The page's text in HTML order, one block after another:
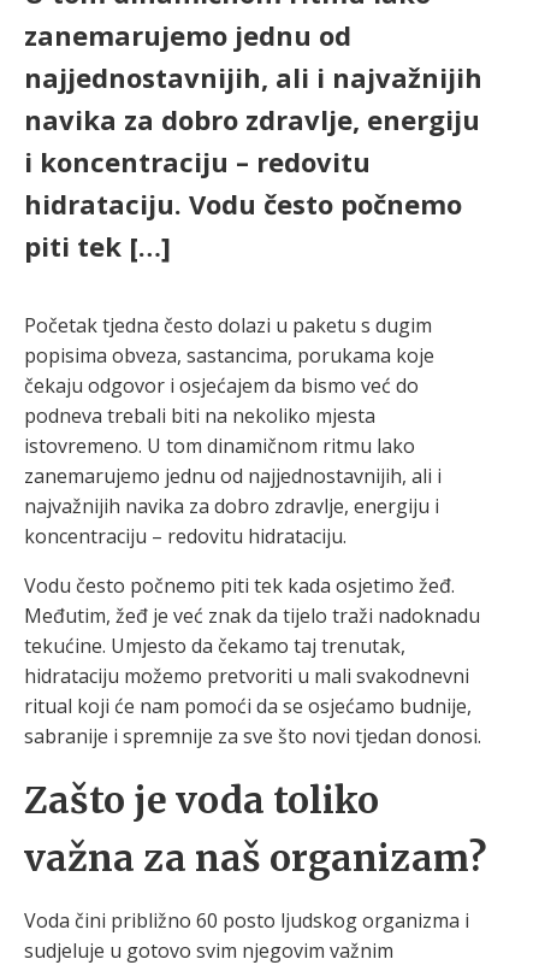
zanemarujemo jednu od
najjednostavnijih, ali i najvažnijih
navika za dobro zdravlje, energiju
i koncentraciju – redovitu
hidrataciju. Vodu često počnemo
piti tek […]
Početak tjedna često dolazi u paketu s dugim
popisima obveza, sastancima, porukama koje
čekaju odgovor i osjećajem da bismo već do
podneva trebali biti na nekoliko mjesta
istovremeno. U tom dinamičnom ritmu lako
zanemarujemo jednu od najjednostavnijih, ali i
najvažnijih navika za dobro zdravlje, energiju i
koncentraciju – redovitu hidrataciju.
Vodu često počnemo piti tek kada osjetimo žeđ.
Međutim, žeđ je već znak da tijelo traži nadoknadu
tekućine. Umjesto da čekamo taj trenutak,
hidrataciju možemo pretvoriti u mali svakodnevni
ritual koji će nam pomoći da se osjećamo budnije,
sabranije i spremnije za sve što novi tjedan donosi.
Zašto je voda toliko
važna za naš organizam?
Voda čini približno 60 posto ljudskog organizma i
sudjeluje u gotovo svim njegovim važnim